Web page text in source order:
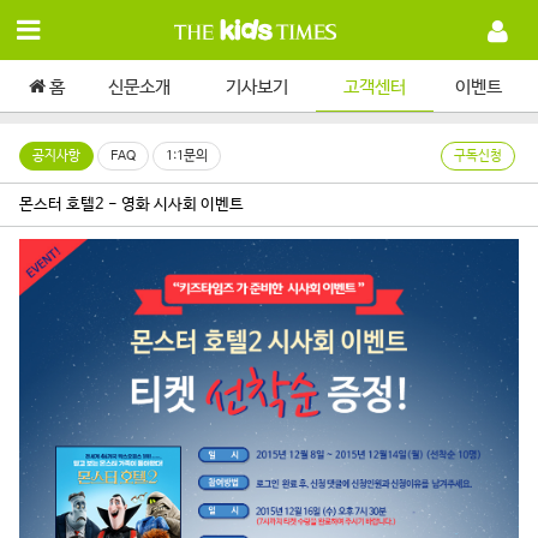
홈 신문소개 기사보기 고객센터 이벤트
공지사항 FAQ 1:1문의 구독신청
몬스터 호텔2 - 영화 시사회 이벤트